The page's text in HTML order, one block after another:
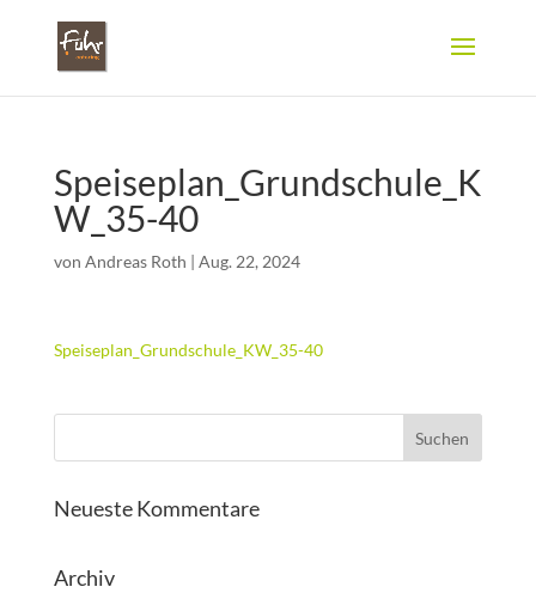
Speiseplan_Grundschule_K
W_35-40
von Andreas Roth | Aug. 22, 2024
Speiseplan_Grundschule_KW_35-40
Neueste Kommentare
Archiv